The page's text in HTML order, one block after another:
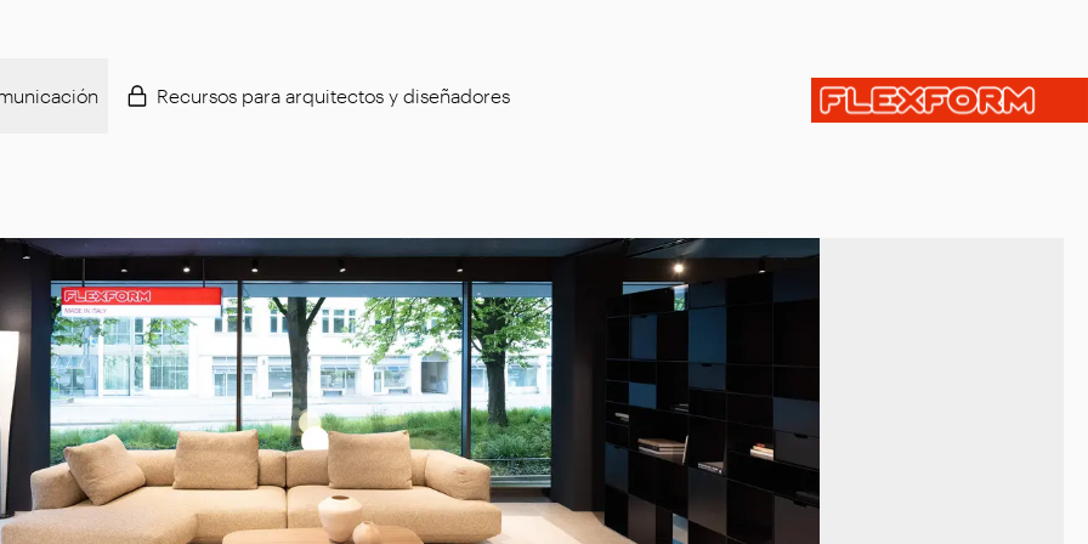
Recursos para arquitectos y diseñadores